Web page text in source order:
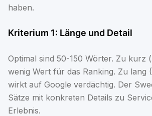
haben.
Kriterium 1: Länge und Detail
Optimal sind 50-150 Wörter. Zu kurz
wenig Wert für das Ranking. Zu lang
wirkt auf Google verdächtig. Der
Sätze mit konkreten Details zu
Erlebnis.